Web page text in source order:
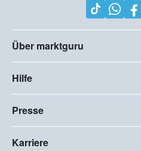
Über marktguru
Hilfe
Presse
Karriere